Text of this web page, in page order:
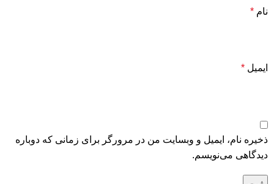
نام *
ایمیل *
ذخیره نام، ایمیل و وبسایت من در مرورگر برای زمانی که دوباره
دیدگاهی می‌نویسم.